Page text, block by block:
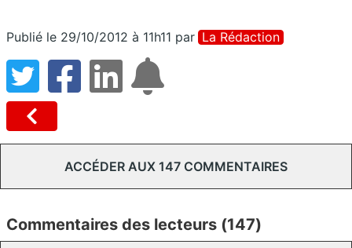
Publié le 29/10/2012 à 11h11 par La Rédaction
ACCÉDER AUX 147 COMMENTAIRES
Commentaires des lecteurs (147)